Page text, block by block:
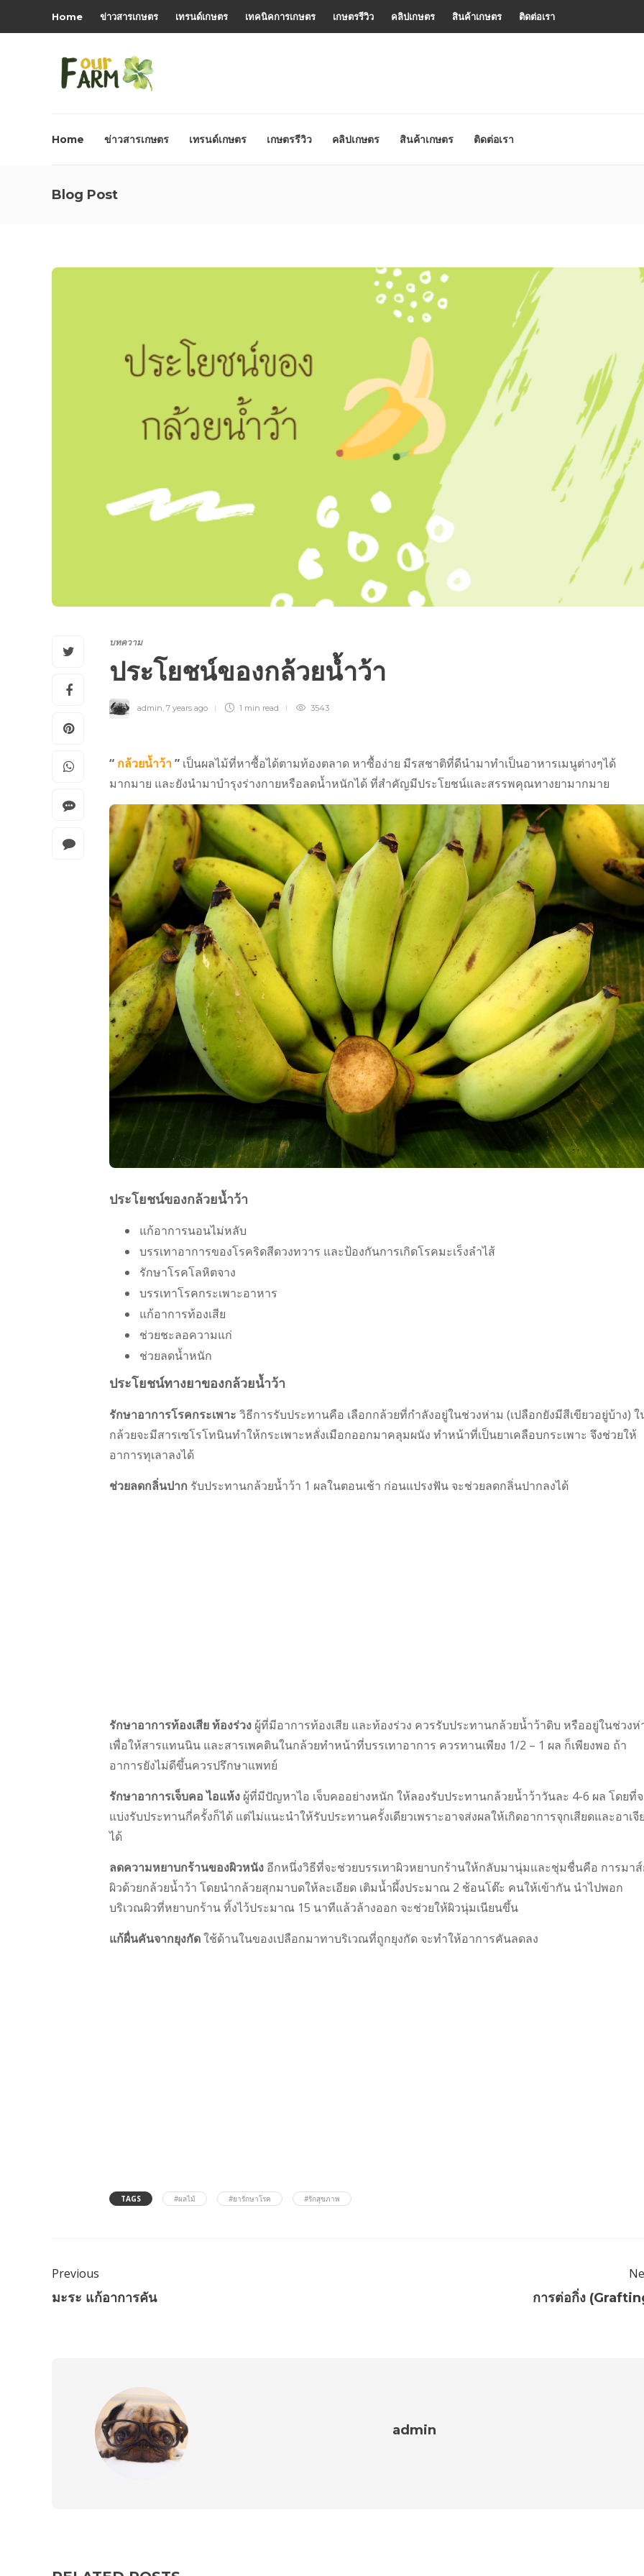
Home ข่าวสารเกษตร เทรนด์เกษตร เทคนิคการเกษตร เกษตรรีวิว คลิปเกษตร สินค้าเกษตร ติดต่อเรา
Home ข่าวสารเกษตร เทรนด์เกษตร เกษตรรีวิว คลิปเกษตร สินค้าเกษตร ติดต่อเรา
Blog Post
บทความ
ประโยชน์ของกล้วยน้ำว้า
admin, 7 years ago 1 min read 3543
“ กล้วยน้ำว้า” เป็นผลไม้ที่หาซื้อได้ตามท้องตลาด หาซื้อง่าย มีรสชาติที่ดีนำมาทำเป็นอาหารเมนูต่างๆได้
มากมาย และยังนำมาบำรุงร่างกายหรือลดน้ำหนักได้ ที่สำคัญมีประโยชน์และสรรพคุณทางยามากมาย
ประโยชน์ของกล้วยน้ำว้า
แก้อาการนอนไม่หลับ
บรรเทาอาการของโรคริดสีดวงทวาร และป้องกันการเกิดโรคมะเร็งลำไส้
รักษาโรคโลหิตจาง
บรรเทาโรคกระเพาะอาหาร
แก้อาการท้องเสีย
ช่วยชะลอความแก่
ช่วยลดน้ำหนัก
ประโยชน์ทางยาของกล้วยน้ำว้า
รักษาอาการโรคกระเพาะ วิธีการรับประทานคือ เลือกกล้วยที่กำลังอยู่ในช่วงห่าม (เปลือกยังมีสีเขียวอยู่บ้าง) ใ
กล้วยจะมีสารเซโรโทนินทำให้กระเพาะหลั่งเมือกออกมาคลุมผนัง ทำหน้าที่เป็นยาเคลือบกระเพาะ จึงช่วยให้
อาการทุเลาลงได้
ช่วยลดกลิ่นปาก รับประทานกล้วยน้ำว้า 1 ผลในตอนเช้า ก่อนแปรงฟัน จะช่วยลดกลิ่นปากลงได้
รักษาอาการท้องเสีย ท้องร่วง ผู้ที่มีอาการท้องเสีย และท้องร่วง ควรรับประทานกล้วยน้ำว้าดิบ หรืออยู่ในช่วงห่
เพื่อให้สารแทนนิน และสารเพคตินในกล้วยทำหน้าที่บรรเทาอาการ ควรทานเพียง 1/2 – 1 ผล ก็เพียงพอ ถ้า
อาการยังไม่ดีขึ้นควรปรึกษาแพทย์
รักษาอาการเจ็บคอ ไอแห้ง ผู้ที่มีปัญหาไอ เจ็บคออย่างหนัก ให้ลองรับประทานกล้วยน้ำว้าวันละ 4-6 ผล โดยที่
แบ่งรับประทานกี่ครั้งก็ได้ แต่ไม่แนะนำให้รับประทานครั้งเดียวเพราะอาจส่งผลให้เกิดอาการจุกเสียดและอาเจี
ได้
ลดความหยาบกร้านของผิวหนัง อีกหนึ่งวิธีที่จะช่วยบรรเทาผิวหยาบกร้านให้กลับมานุ่มและชุ่มชื่นคือ การมา
ผิวด้วยกล้วยน้ำว้า โดยนำกล้วยสุกมาบดให้ละเอียด เติมน้ำผึ้งประมาณ 2 ช้อนโต๊ะ คนให้เข้ากัน นำไปพอก
บริเวณผิวที่หยาบกร้าน ทิ้งไว้ประมาณ 15 นาทีแล้วล้างออก จะช่วยให้ผิวนุ่มเนียนขึ้น
แก้ผื่นคันจากยุงกัดใช้ด้านในของเปลือกมาทาบริเวณที่ถูกยุงกัด จะทำให้อาการคันลดลง
TAGS #ผลไม้ #ยารักษาโรค #รักสุขภาพ
Previous
มะระ แก้อาการคัน
การต่อกิ่ง
admin